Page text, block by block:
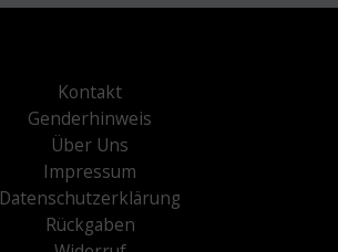
Kontakt
Genderhinweis
Über Uns
Impressum
Datenschutzerklärung
Rückgaben